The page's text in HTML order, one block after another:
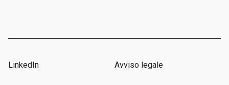
LinkedIn Avviso legale